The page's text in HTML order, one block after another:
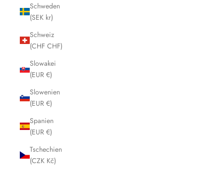
Schweden
(SEK kr)
Schweiz
(CHF CHF)
Slowakei
(EUR €)
Slowenien
(EUR €)
Spanien
(EUR €)
Tschechien
(CZK Kč)